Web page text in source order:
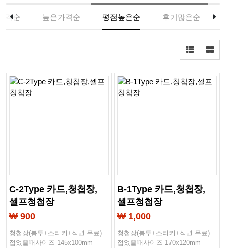
격순 높은가격순 평점높은순 후기많은순
C-2Type 카드,청첩장,
셀프청첩장
₩ 900
청첩장(봉투+스티커+식권 무료)
접었을때사이즈 145x100mm
B-1Type 카드,청첩장,
셀프청첩장
₩ 1,000
청첩장(봉투+스티커+식권 무료)
접었을때사이즈 170x120mm